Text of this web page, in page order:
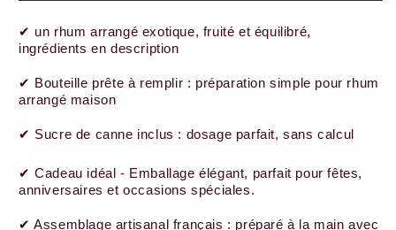
✔ un rhum arrangé exotique, fruité et équilibré,
ingrédients en description
✔ Bouteille prête à remplir : préparation simple pour rhum
arrangé maison
✔ Sucre de canne inclus : dosage parfait, sans calcul
✔ Cadeau idéal - Emballage élégant, parfait pour fêtes,
anniversaires et occasions spéciales.
✔ Assemblage artisanal français : préparé à la main avec